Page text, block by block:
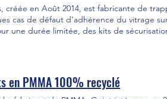
créée en Août 2014, est fabricante de
cas de défaut d’adhérence du vitrage
une durée limitée, des kits de
en PMMA 100% recyclé